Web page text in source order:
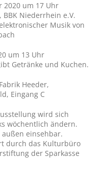
2020 um 17 Uhr
Niederrhein e.V.
Musik von
um 13 Uhr
Getränke und Kuchen.
Heeder,
Eingang C
wird sich
wöchentlich ändern.
einsehbar.
durch das Kulturbüro
der Sparkasse